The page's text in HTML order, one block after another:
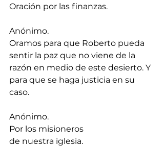
Oración por las finanzas.
Anónimo.
Oramos para que Roberto pueda
sentir la paz que no viene de la
razón en medio de este desierto. Y
para que se haga justicia en su
caso.
Anónimo.
Por los misioneros
de nuestra iglesia.